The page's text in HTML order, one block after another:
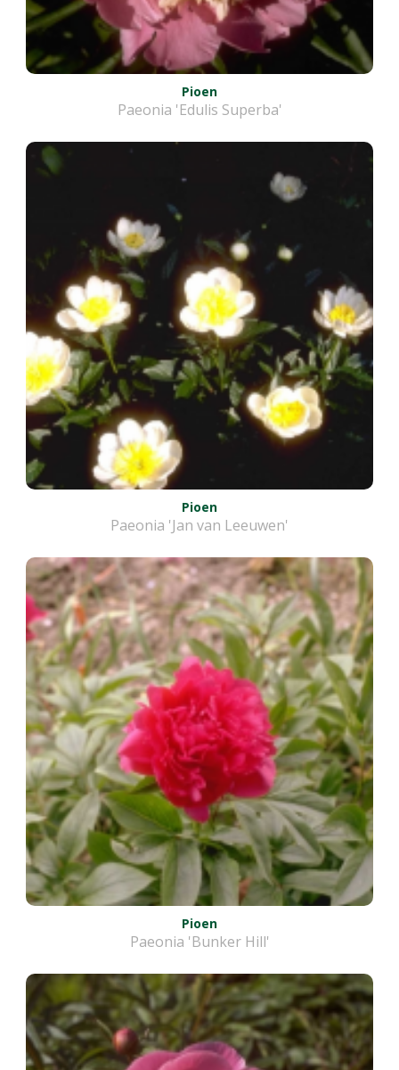
Pioen
Paeonia 'Edulis Superba'
Pioen
Paeonia 'Jan van Leeuwen'
Pioen
Paeonia 'Bunker Hill'